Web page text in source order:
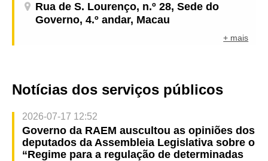
Rua de S. Lourenço, n.º 28, Sede do
Governo, 4.º andar, Macau
+ mais
Notícias dos serviços públicos
2026-07-17 12:52
Governo da RAEM auscultou as opiniões dos
deputados da Assembleia Legislativa sobre o
“Regime para a regulação de determinadas